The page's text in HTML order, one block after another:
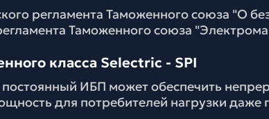
регламента Таможенного союза "О
Таможенного союза
класса Selectric - SPI
ИБП может обеспечить
для потребителей нагрузки даже